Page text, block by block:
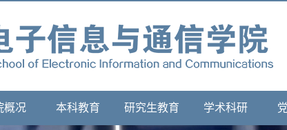
概况 本科教育 研究生教育 学术科研